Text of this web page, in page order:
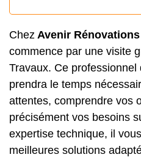
Chez Avenir
commence par une visite
Travaux. Ce
prendra le temps
attentes, comprendre vos
précisément vos besoins
expertise technique, il
meilleures solutions